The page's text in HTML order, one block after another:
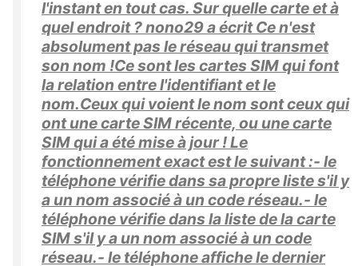
l'instant en tout cas. Sur quelle carte et à
quel endroit ? nono29 a écrit Ce n'est
absolument pas le réseau qui transmet
son nom !Ce sont les cartes SIM qui font
la relation entre l'identifiant et le
nom.Ceux qui voient le nom sont ceux qui
ont une carte SIM récente, ou une carte
SIM qui a été mise à jour ! Le
fonctionnement exact est le suivant :- le
téléphone vérifie dans sa propre liste s'il y
a un nom associé à un code réseau.- le
téléphone vérifie dans la liste de la carte
SIM s'il y a un nom associé à un code
réseau.- le téléphone affiche le dernier